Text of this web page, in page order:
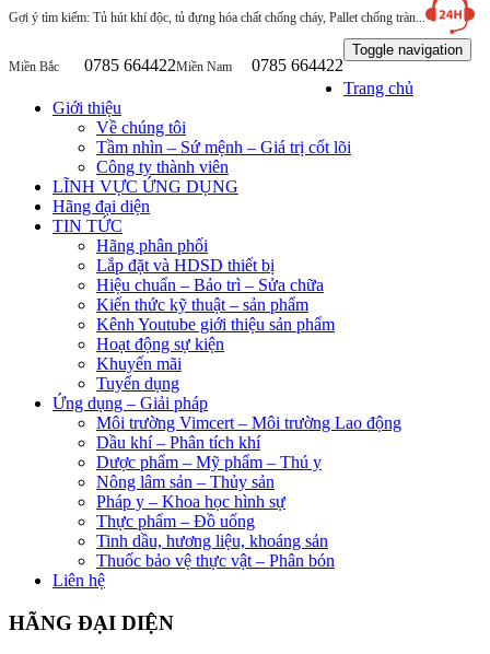
Gợi ý tìm kiếm: Tủ hút khí độc, tủ đựng hóa chất chống cháy, Pallet chống tràn...
hàng
Miền Bắc 0785 664422Miền Nam 0785 664422
Toggle navigation
Trang chủ
Giới thiệu
Về chúng tôi
Tầm nhìn – Sứ mệnh – Giá trị cốt lõi
Công ty thành viên
LĨNH VỰC ỨNG DỤNG
Hãng đại diện
TIN TỨC
Hãng phân phối
Lắp đặt và HDSD thiết bị
Hiệu chuẩn – Bảo trì – Sửa chữa
Kiến thức kỹ thuật – sản phẩm
Kênh Youtube giới thiệu sản phẩm
Hoạt động sự kiện
Khuyến mãi
Tuyển dụng
Ứng dụng – Giải pháp
Môi trường Vimcert – Môi trường Lao động
Dầu khí – Phân tích khí
Dược phẩm – Mỹ phẩm – Thú y
Nông lâm sản – Thủy sản
Pháp y – Khoa học hình sự
Thực phẩm – Đồ uống
Tinh dầu, hương liệu, khoáng sản
Thuốc bảo vệ thực vật – Phân bón
Liên hệ
HÃNG ĐẠI DIỆN